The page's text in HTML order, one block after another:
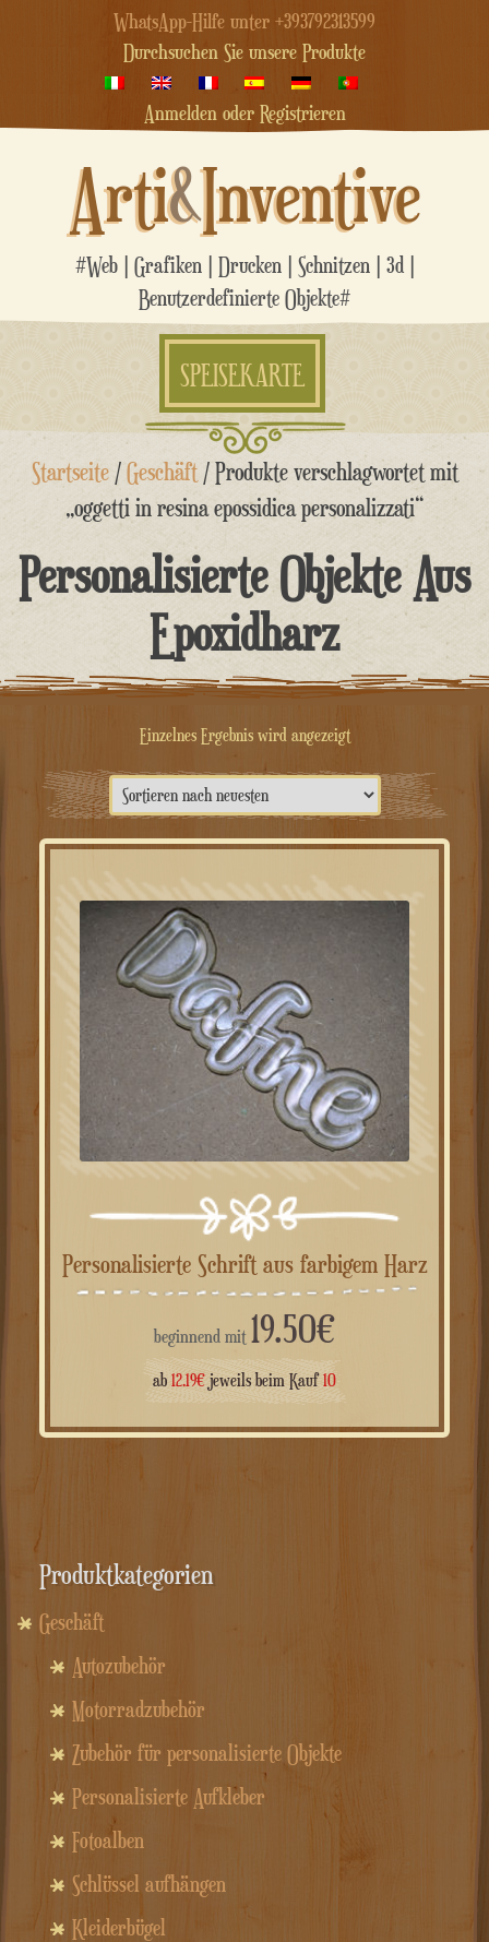
WhatsApp-Hilfe unter +393792313599
Durchsuchen Sie unsere Produkte
Anmelden oder Registrieren
Arti&Inventive
#Web | Grafiken | Drucken | Schnitzen | 3d |
Benutzerdefinierte Objekte#
SPEISEKARTE
Zum
InhaltStartseite/Geschäft/ Produkte verschlagwortet mit
„oggetti in resina epossidica personalizzati“
Personalisierte Objekte Aus
Epoxidharz
Einzelnes Ergebnis wird angezeigt
Personalisierte Schrift aus farbigem Harz
beginnend mit 19.50€
ab 12.19€ jeweils beim Kauf10
Produktkategorien
Geschäft
Autozubehör
Motorradzubehör
Zubehör für personalisierte Objekte
Personalisierte Aufkleber
Fotoalben
Schlüssel aufhängen
Kleiderbügel